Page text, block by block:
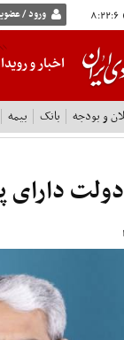
8:22:7 ورود /
اخبار و
و بودجه بانک بیمه